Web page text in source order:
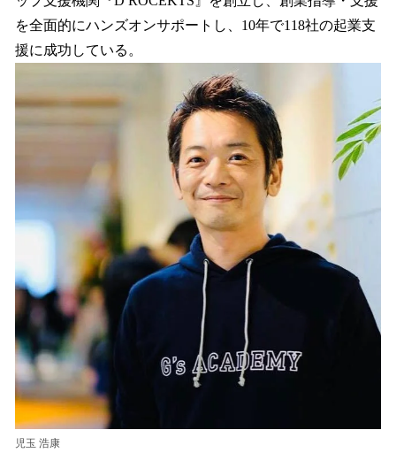
を全面的にハンズオンサポートし、10年で118社の起業支
援に成功している。
児玉 浩康